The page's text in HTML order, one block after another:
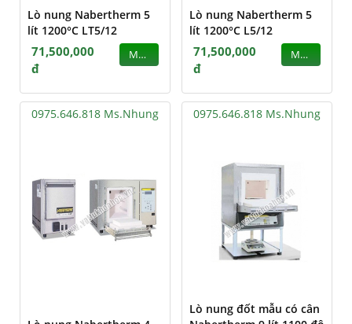
Lò nung Nabertherm 5
lít 1200°C LT5/12
71,500,000
đ
MUA
Lò nung Nabertherm 5
lít 1200°C L5/12
71,500,000
đ
MUA
0975.646.818 Ms.Nhung 0975.646.818 Ms.Nhung
Lò nung đốt mẫu có cân